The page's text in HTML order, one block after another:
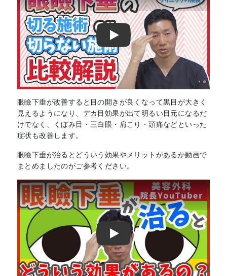
Play
眼瞼下垂が改善すると目の開きが良くなって黒目が大きく
見えるようになり、デカ目効果が出て明るい目元になるだ
けでなく、くぼみ目・三白眼・肩こり・頭痛などといった
症状も改善します。
眼瞼下垂が治るとどういう効果やメリットがあるか動画で
まとめましたのがご参考ください。
Play